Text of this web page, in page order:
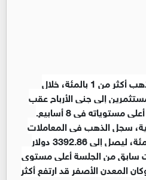
انخفضت أسعار الذهب أكثر من 1 بالمئة، خلال
إلى جني الأرباح عقب
في 8 أسابيع.
سجل الذهب في المعاملات
الفورية تراجعا بنسبة 1.2بالمئة، ليصل إلى 3392.86 دولار
سابق من الجلسة أعلى مستوى
وكان المعدن الأصفر قد ارتفع أكثر